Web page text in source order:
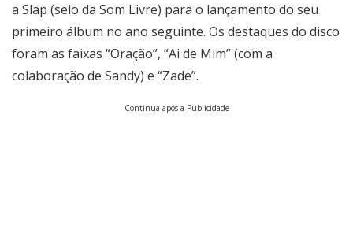
a Slap (selo da Som Livre) para o lançamento do seu
primeiro álbum no ano seguinte. Os destaques do disco
foram as faixas “Oração”, “Ai de Mim” (com a
colaboração de Sandy) e “Zade”.
Continua após a Publicidade